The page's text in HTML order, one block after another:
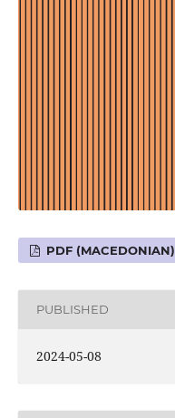
PDF (MACEDONIAN)
PUBLISHED
2024-05-08